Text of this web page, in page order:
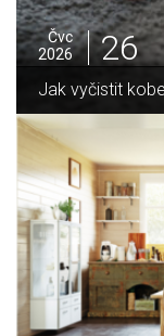
Čvc
2026
26
Jak vyčistit